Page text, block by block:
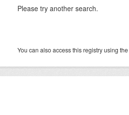
Please try another search.
You can also access this registry using the